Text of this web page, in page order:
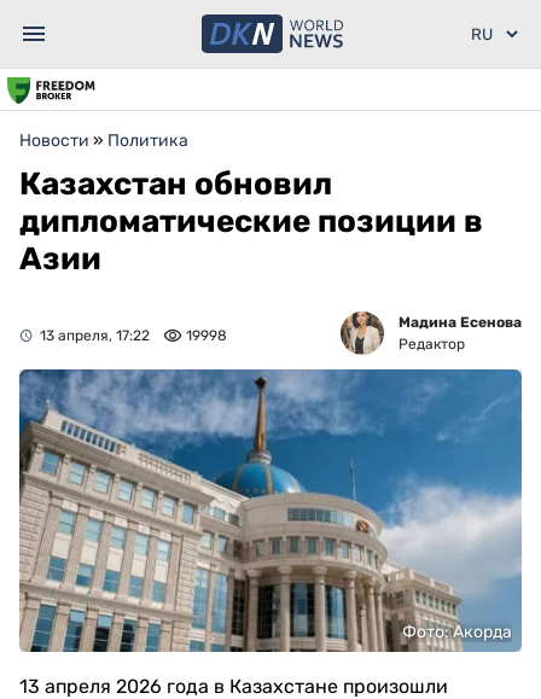
Новости » Политика
Казахстан обновил
дипломатические позиции в
Азии
13 апреля, 17:22 19998
Мадина Есенова
Редактор
Фото: Акорда
13 апреля 2026 года в Казахстане произошли